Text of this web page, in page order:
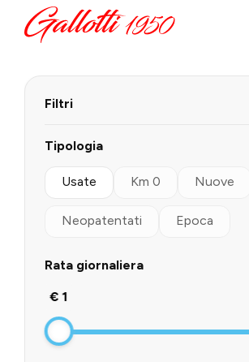
Filtri
Tipologia
Usate Km 0 Nuove
Neopatentati Epoca
Rata giornaliera
€ 1